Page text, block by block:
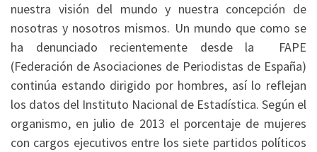
nuestra visión del mundo y nuestra concepción de
nosotras y nosotros mismos. Un mundo que como se
ha denunciado recientemente desde la FAPE
(Federación de Asociaciones de Periodistas de España)
continúa estando dirigido por hombres, así lo reflejan
los datos del Instituto Nacional de Estadística. Según el
organismo, en julio de 2013 el porcentaje de mujeres
con cargos ejecutivos entre los siete partidos políticos